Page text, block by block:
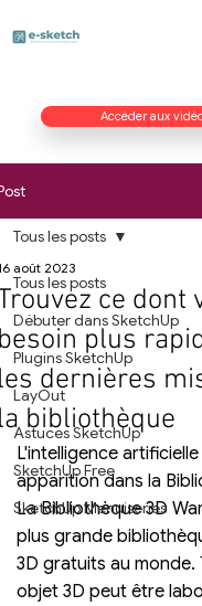
Accéder aux
Tous les posts
Débuter dans SketchUp
Plugins SketchUp
LayOut
Astuces SketchUp
SketchUp Free
SketchUp Menuiseries
Tous les posts
ce dont
plus
dernières
bibliothèque
août 2023
L'intelligence
apparition dans la
La Bibliothèque 3D
plus grande
3D gratuits au monde.
objet 3D peut être